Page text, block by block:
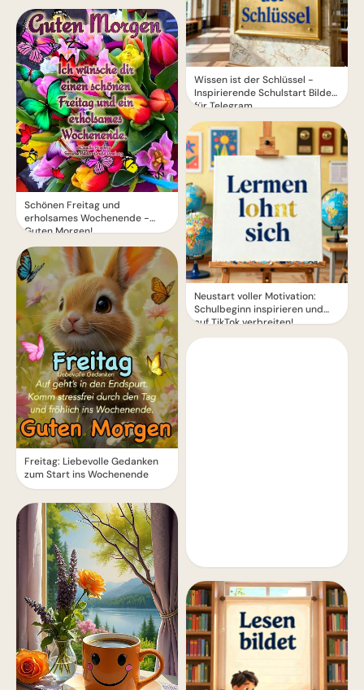
Schönen Freitag und
erholsames Wochenende -
Guten Morgen!
Freitag: Liebevolle Gedanken
zum Start ins Wochenende
Wissen ist der Schlüssel -
Inspirierende Schulstart Bilder
für Telegram
Neustart voller Motivation:
Schulbeginn inspirieren und
auf TikTok verbreiten!